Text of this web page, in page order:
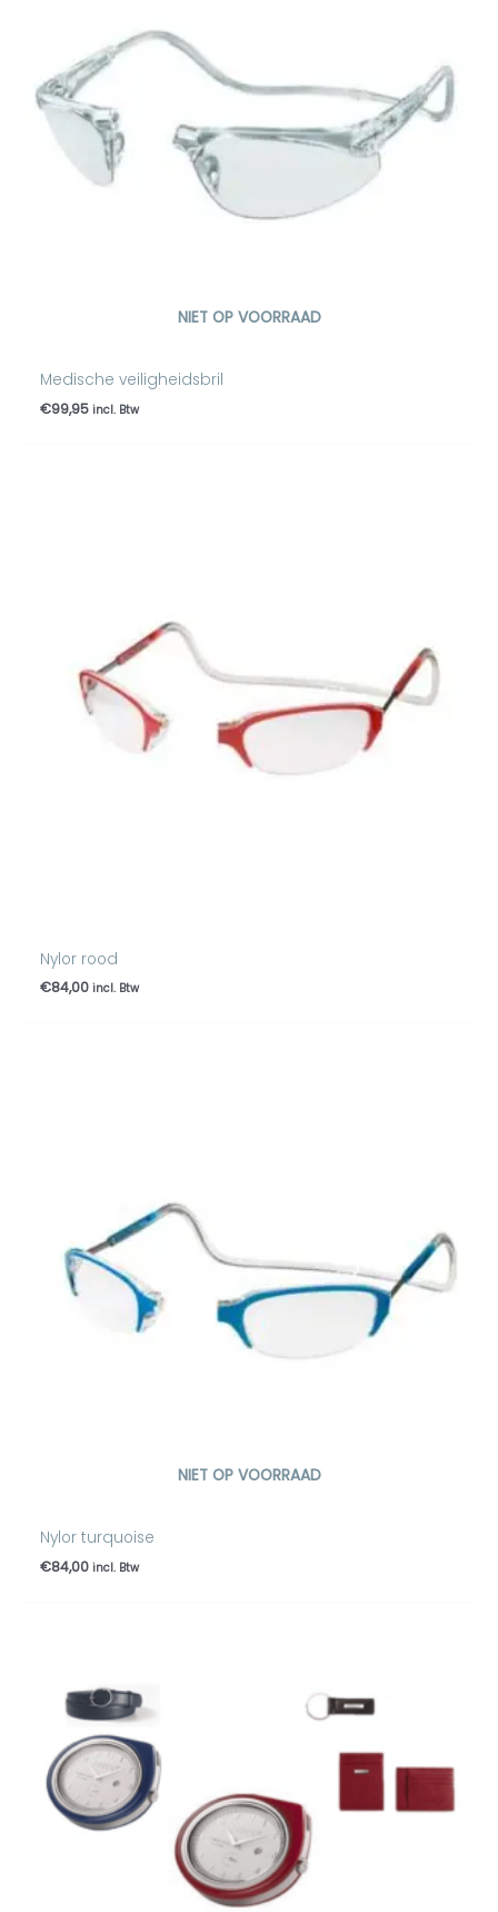
NIET OP VOORRAAD
Medische veiligheidsbril
€99,95 incl. Btw
Nylor rood
€84,00 incl. Btw
NIET OP VOORRAAD
Nylor turquoise
€84,00 incl. Btw